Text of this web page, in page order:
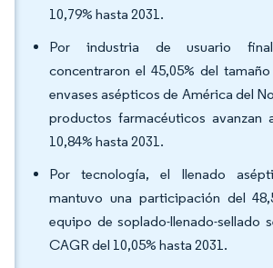
10,79% hasta 2031.
Por industria de usuario
concentraron el 45,05% del
envases asépticos de América del
productos farmacéuticos avanzan
10,84% hasta 2031.
Por tecnología, el llenado
mantuvo una participación del
equipo de soplado-llenado-sellado
CAGR del 10,05% hasta 2031.